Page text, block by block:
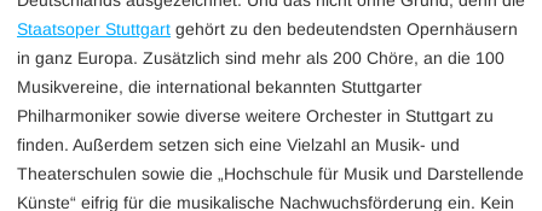
Staatsoper Stuttgart gehört zu den bedeutendsten Opernhäusern
in ganz Europa. Zusätzlich sind mehr als 200 Chöre, an die 100
Musikvereine, die international bekannten Stuttgarter
Philharmoniker sowie diverse weitere Orchester in Stuttgart zu
finden. Außerdem setzen sich eine Vielzahl an Musik- und
Theaterschulen sowie die „Hochschule für Musik und Darstellende
Künste“ eifrig für die musikalische Nachwuchsförderung ein. Kein